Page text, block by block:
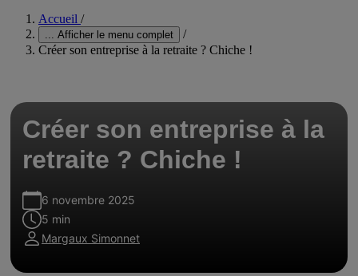
Accueil /
Afficher le menu complet
/
Créer son entreprise à la retraite ? Chiche !
Créer son entreprise à la
retraite ? Chiche !
6 novembre 2025
5 min
Margaux Simonnet